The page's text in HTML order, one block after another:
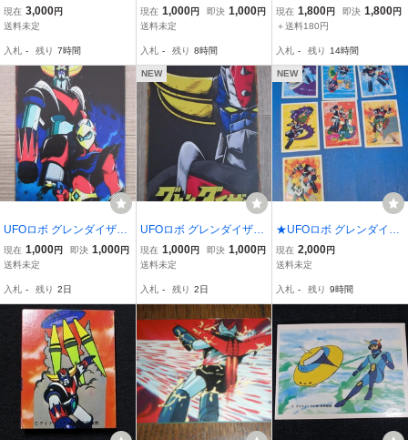
み】《1点物》UFOロボ
グレンダイザー【未使用
現在 3,000円
送料未定
入札 - 残り 7時間
ー メタルサイン ブリ
キ看板6980
現在 1,000円 即決 1,000円
送料未定
入札 - 残り 8時間
ロボ グレンダイザー_No.
024
現在 1,800円 即決 1,800円
＋送料180円
入札 - 残り 14時間
UFOロボ グレンダイザ
ー メタルサイン ブリ
キ看板6984
現在 1,000円 即決 1,000円
送料未定
入札 - 残り 2日
NEW
UFOロボ グレンダイザ
ー メタルサイン ブリ
キ看板5803
現在 1,000円 即決 1,000円
送料未定
入札 - 残り 2日
NEW
★UFOロボ グレンダイザ
ー/駄菓子屋売りブロマイ
ド７枚セット
現在 2,000円
送料未定
入札 - 残り 9時間